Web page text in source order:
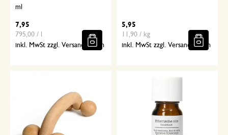
ml
7,95
795,00 / l
inkl. MwSt zzgl. Versandkosten
5,95
11,90 / kg
inkl. MwSt zzgl. Versandkosten